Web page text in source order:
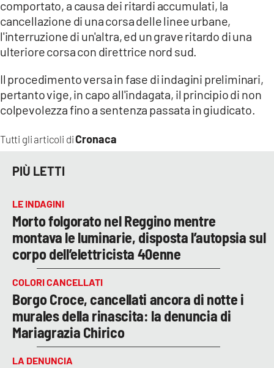
App
ANDROID
APPLE
Tutti gli articoli diCronaca
comportato, a causa dei ritardi accumulati, la
cancellazione di una corsa delle linee urbane,
l'interruzione di un'altra, ed un grave ritardo di una
ulteriore corsa con direttrice nord sud.
Il procedimento versa in fase di indagini preliminari,
pertanto vige, in capo all'indagata, il principio di non
colpevolezza fino a sentenza passata in giudicato.
PIÙ LETTI
LE INDAGINI
Morto folgorato nel Reggino mentre
montava le luminarie, disposta l’autopsia sul
corpo dell’elettricista 40enne
COLORI CANCELLATI
Borgo Croce, cancellati ancora di notte i
murales della rinascita: la denuncia di
Mariagrazia Chirico
LA DENUNCIA